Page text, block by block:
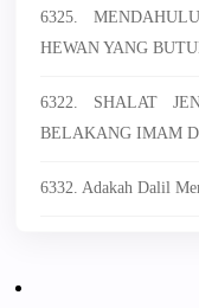
6325.
HEWAN YANG
6322. SHALAT
BELAKANG IMAM
6332. Adakah Dalil